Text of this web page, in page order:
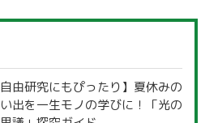
自由研究にもぴったり】夏休みの
出を一生モノの学びに！「光の